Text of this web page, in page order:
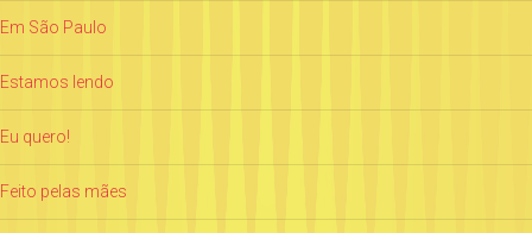
Em São Paulo
Estamos lendo
Eu quero!
Feito pelas mães